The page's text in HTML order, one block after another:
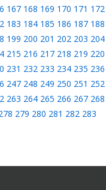
167 168 169 170 171 172
183 184 185 186 187 188
199 200 201 202 203 204
215 216 217 218 219 220
231 232 233 234 235 236
247 248 249 250 251 252
263 264 265 266 267 268
279 280 281 282 283